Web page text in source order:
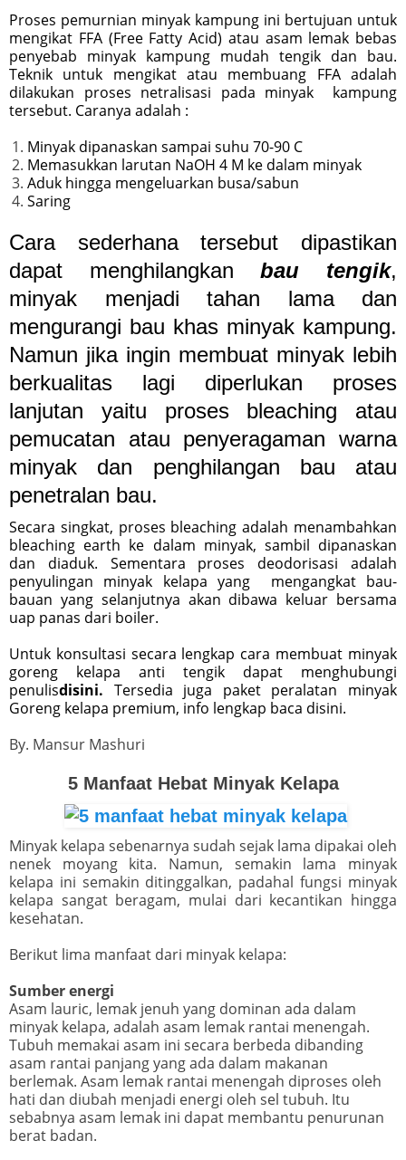
Proses pemurnian minyak kampung ini bertujuan untuk
mengikat FFA (Free Fatty Acid) atau asam lemak bebas
penyebab minyak kampung mudah tengik dan bau.
Teknik untuk mengikat atau membuang FFA adalah
dilakukan proses netralisasi pada minyak kampung
tersebut. Caranya adalah :
Minyak dipanaskan sampai suhu 70-90 C
Memasukkan larutan NaOH 4 M ke dalam minyak
Aduk hingga mengeluarkan busa/sabun
Saring
Cara sederhana tersebut dipastikan
dapat menghilangkanbau tengik,
minyak menjadi tahan lama dan
mengurangi bau khas minyak kampung.
Namun jika ingin membuat minyak lebih
berkualitas lagi diperlukan proses
lanjutan yaitu proses bleaching atau
pemucatan atau penyeragaman warna
minyak dan penghilangan bau atau
penetralan bau.
Secara singkat, proses bleaching adalah menambahkan
bleaching earth ke dalam minyak, sambil dipanaskan
dan diaduk. Sementara proses deodorisasi adalah
penyulingan minyak kelapa yang mengangkat bau-
bauan yang selanjutnya akan dibawa keluar bersama
uap panas dari boiler.
Untuk konsultasi secara lengkap cara membuat minyak
goreng kelapa anti tengik dapat menghubungi
penulisdisini. Tersedia juga paket peralatan minyak
Goreng kelapa premium, info lengkap baca disini.
By. Mansur Mashuri
5 Manfaat Hebat Minyak Kelapa
Minyak kelapa sebenarnya sudah sejak lama dipakai oleh
nenek moyang kita. Namun, semakin lama minyak
kelapa ini semakin ditinggalkan, padahal fungsi minyak
kelapa sangat beragam, mulai dari kecantikan hingga
kesehatan.
Berikut lima manfaat dari minyak kelapa:
Sumber energi
Asam lauric, lemak jenuh yang dominan ada dalam
minyak kelapa, adalah asam lemak rantai menengah.
Tubuh memakai asam ini secara berbeda dibanding
asam rantai panjang yang ada dalam makanan
berlemak. Asam lemak rantai menengah diproses oleh
hati dan diubah menjadi energi oleh sel tubuh. Itu
sebabnya asam lemak ini dapat membantu penurunan
berat badan.